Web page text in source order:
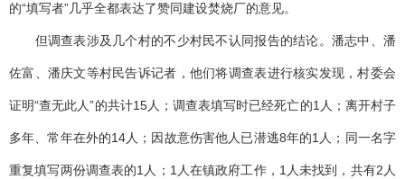
的“填写者”几乎全都表达了赞同建设焚烧厂的意见。
但调查表涉及几个村的不少村民不认同报告的结论。潘志中、潘
佐富、潘庆文等村民告诉记者，他们将调查表进行核实发现，村委会
证明“查无此人”的共计15人；调查表填写时已经死亡的1人；离开村子
多年、常年在外的14人；因故意伤害他人已潜逃8年的1人；同一名字
重复填写两份调查表的1人；1人在镇政府工作，1人未找到，共有2人